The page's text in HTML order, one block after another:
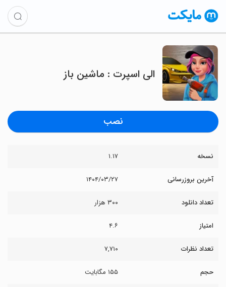
‏‏‏الی اسپرت : ماشین باز
نصب
نسخه ۱.۱۷
آخرین بروزرسانی ۱۴۰۴/۰۳/۲۷
تعداد دانلود ۳۰۰ هزار
امتیاز ۴.۶
تعداد نظرات ۷,۷۱۰
حجم ۱۵۵ مگابایت